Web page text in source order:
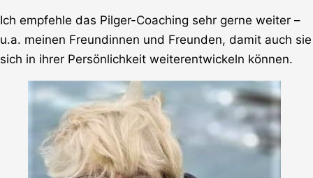
Ich empfehle das Pilger-Coaching sehr gerne weiter –
u.a. meinen Freundinnen und Freunden, damit auch sie
sich in ihrer Persönlichkeit weiterentwickeln können.